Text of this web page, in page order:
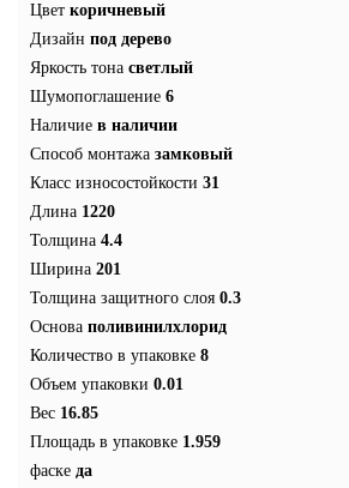
Цвет коричневый
Дизайн под дерево
Яркость тона светлый
Шумопоглашение 6
Наличие в наличии
Способ монтажа замковый
Класс износостойкости 31
Длина 1220
Толщина 4.4
Ширина 201
Толщина защитного слоя 0.3
Основа поливинилхлорид
Количество в упаковке 8
Объем упаковки 0.01
Вес 16.85
Площадь в упаковке 1.959
фаске да